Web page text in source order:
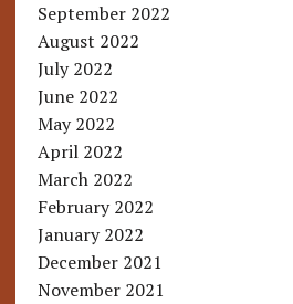
September 2022
August 2022
July 2022
June 2022
May 2022
April 2022
March 2022
February 2022
January 2022
December 2021
November 2021